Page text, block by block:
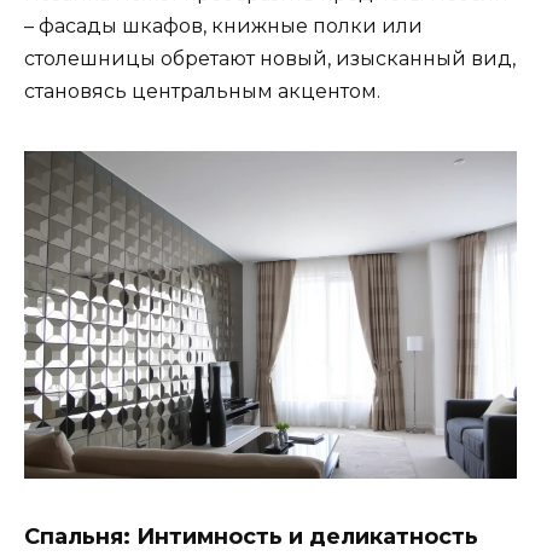
– фасады шкафов, книжные полки или
столешницы обретают новый, изысканный вид,
становясь центральным акцентом.
Спальня: Интимность и деликатность